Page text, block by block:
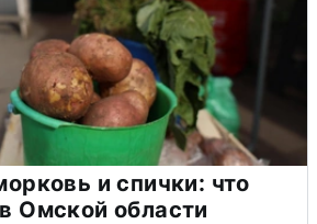
и спички: что
Омской области